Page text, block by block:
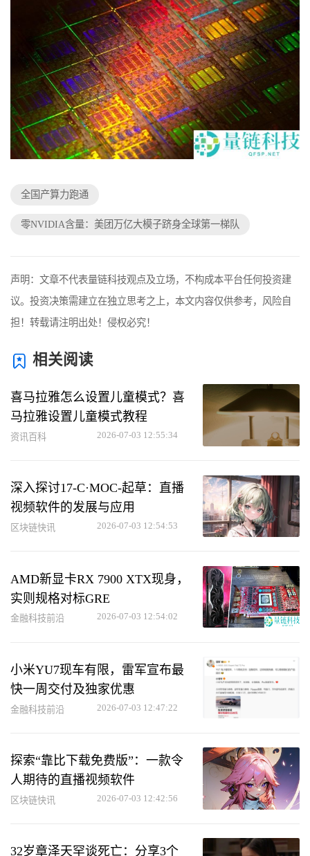
全国产算力跑通
零NVIDIA含量：美团万亿大模子跻身全球第一梯队
声明：文章不代表量链科技观点及立场，不构成本平台任何投资建
议。投资决策需建立在独立思考之上，本文内容仅供参考，风险自
担！转载请注明出处！侵权必究！
相关阅读
喜马拉雅怎么设置儿童模式？喜
马拉雅设置儿童模式教程
资讯百科 2026-07-03 12:55:34
深入探讨17-C·MOC-起草：直播
视频软件的发展与应用
区块链快讯 2026-07-03 12:54:53
AMD新显卡RX 7900 XTX现身，
实则规格对标GRE
金融科技前沿 2026-07-03 12:54:02
小米YU7现车有限，雷军宣布最
快一周交付及独家优惠
金融科技前沿 2026-07-03 12:47:22
探索“靠比下载免费版”：一款令
人期待的直播视频软件
区块链快讯 2026-07-03 12:42:56
32岁章泽天罕谈死亡：分享3个